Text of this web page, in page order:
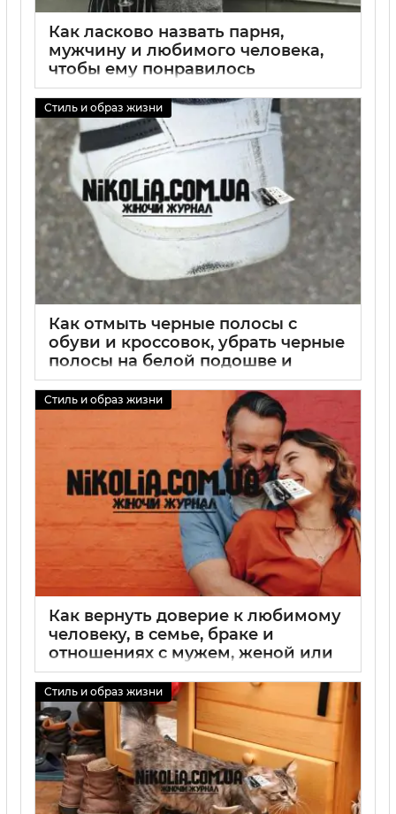
Как ласково назвать парня,
мужчину и любимого человека,
чтобы ему понравилось
01 09 2025 0
Стиль и образ жизни
Как отмыть черные полосы с
обуви и кроссовок, убрать черные
полосы на белой подошве и
белой обуви
01 09 2025 0
Стиль и образ жизни
Как вернуть доверие к любимому
человеку, в семье, браке и
отношениях с мужем, женой или
парнем
01 09 2025 0
Стиль и образ жизни